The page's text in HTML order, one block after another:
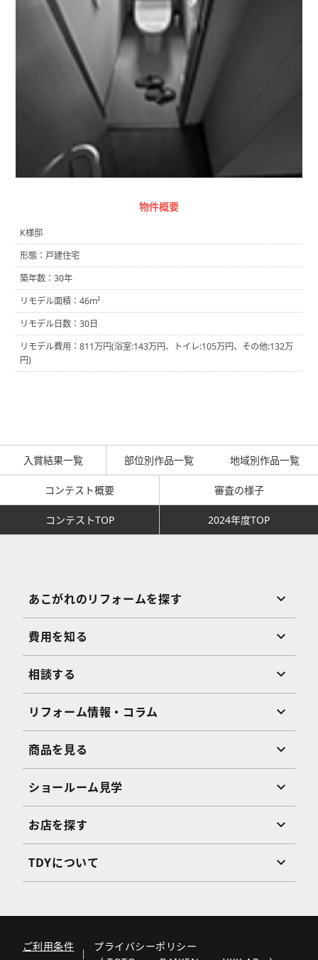
入賞結果一覧 部位別作品一覧 地域別作品一覧
コンテスト概要 審査の様子
コンテストTOP 2024年度TOP
物件概要
K様邸
形態：戸建住宅
築年数：30年
リモデル面積：46m²
リモデル日数：30日
リモデル費用：811万円(浴室:143万円、トイレ:105万円、その他:132万
円)
あこがれのリフォームを探す
費用を知る
相談する
リフォーム情報・コラム
商品を見る
ショールーム見学
お店を探す
TDYについて
ご利用条件
プライバシーポリシー